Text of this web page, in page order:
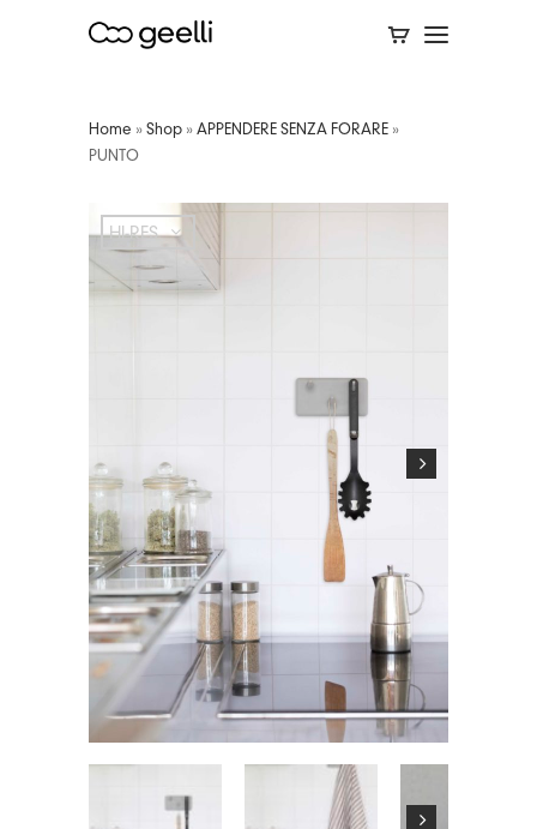
Home » Shop » APPENDERE SENZA FORARE »
PUNTO
HI-RES